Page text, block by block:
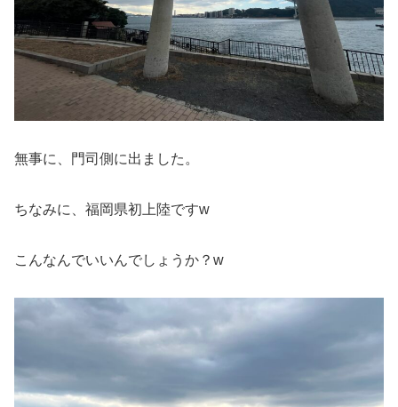
無事に、門司側に出ました。
ちなみに、福岡県初上陸ですw
こんなんでいいんでしょうか？w